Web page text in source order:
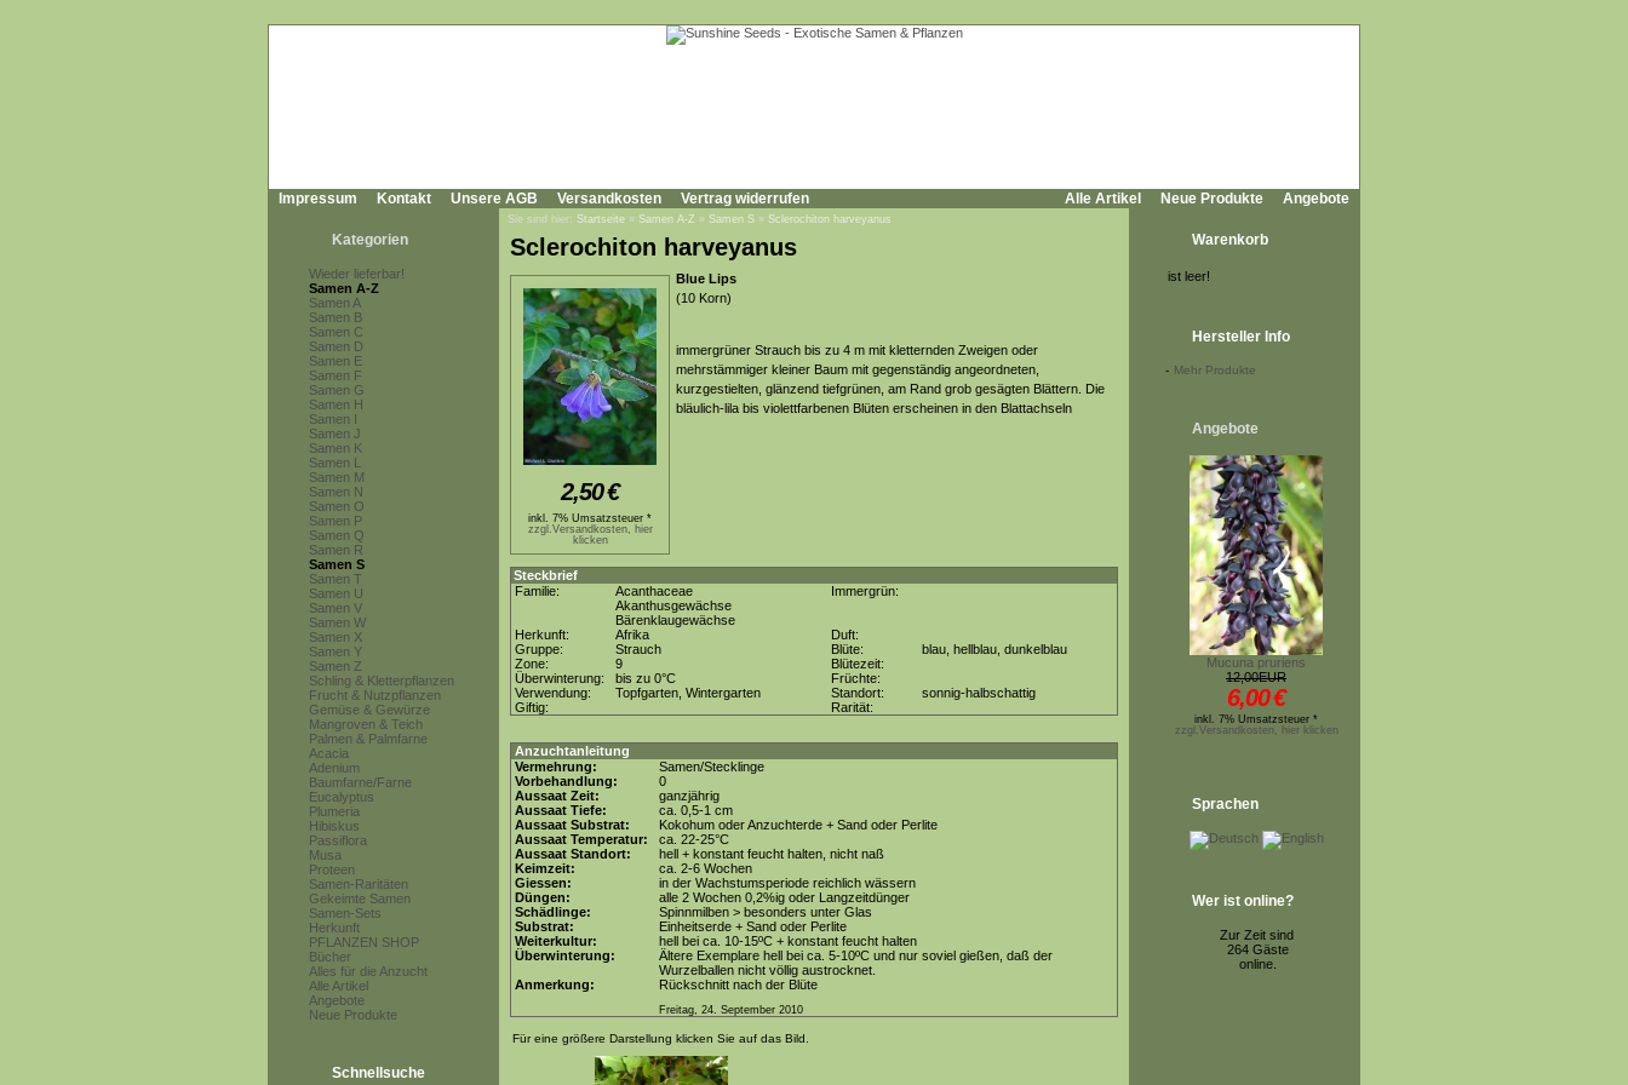
Impressum Kontakt Unsere AGB Versandkosten Vertrag widerrufen Alle Artikel Neue Produkte Angebote
Kategorien
Wieder lieferbar!
Samen A-Z
Samen A
Samen B
Samen C
Samen D
Samen E
Samen F
Samen G
Samen H
Samen I
Samen J
Samen K
Samen L
Samen M
Samen N
Samen O
Samen P
Samen Q
Samen R
Samen S
Samen T
Samen U
Samen V
Samen W
Samen X
Samen Y
Samen Z
Schling & Kletterpflanzen
Frucht & Nutzpflanzen
Gemüse & Gewürze
Mangroven & Teich
Palmen & Palmfarne
Acacia
Adenium
Baumfarne/Farne
Eucalyptus
Plumeria
Hibiskus
Passiflora
Musa
Proteen
Samen-Raritäten
Gekeimte Samen
Samen-Sets
Herkunft
PFLANZEN SHOP
Bücher
Alles für die Anzucht
Alle Artikel
Angebote
Neue Produkte
Schnellsuche
Sie sind hier: Startseite » Samen A-Z » Samen S » Sclerochiton harveyanus
Sclerochiton harveyanus
2,50€
inkl. 7% Umsatzsteuer *
zzgl.Versandkosten, hier
klicken
Blue Lips
(10 Korn)
immergrüner Strauch bis zu 4 m mit kletternden Zweigen oder
mehrstämmiger kleiner Baum mit gegenständig angeordneten,
kurzgestielten, glänzend tiefgrünen, am Rand grob gesägten Blättern. Die
bläulich-lila bis violettfarbenen Blüten erscheinen in den Blattachseln
Steckbrief
Familie:
Acanthaceae
Akanthusgewächse
Bärenklaugewächse
Immergrün:
Herkunft: Afrika
Duft:
Gruppe:
Strauch Blüte:
blau, hellblau, dunkelblau
Zone:
9
Blütezeit:
Überwinterung:
bis zu 0°C
Früchte:
Verwendung:
Topfgarten, Wintergarten Standort:
sonnig-halbschattig
Giftig:
Rarität:
Anzuchtanleitung
Vermehrung:
Samen/Stecklinge
Vorbehandlung:
0
Aussaat Zeit:
ganzjährig
Aussaat Tiefe:
ca. 0,5-1 cm
Aussaat Substrat:
Kokohum oder Anzuchterde + Sand oder Perlite
Aussaat Temperatur:
ca. 22-25°C
Aussaat Standort:
hell + konstant feucht halten, nicht naß
Keimzeit:
ca. 2-6 Wochen
Giessen:
in der Wachstumsperiode reichlich wässern
Düngen:
alle 2 Wochen 0,2%ig oder Langzeitdünger
Schädlinge:
Spinnmilben > besonders unter Glas
Substrat:
Einheitserde + Sand oder Perlite
Weiterkultur:
hell bei ca. 10-15ºC + konstant feucht halten
Überwinterung:
Ältere Exemplare hell bei ca. 5-10ºC und nur soviel gießen, daß der
Wurzelballen nicht völlig austrocknet.
Anmerkung:
Rückschnitt nach der Blüte
Freitag, 24. September 2010
Für eine größere Darstellung klicken Sie auf das Bild.
Warenkorb
ist leer!
Hersteller Info
- Mehr Produkte
Angebote
Mucuna pruriens
12,00EUR
6,00€
inkl. 7% Umsatzsteuer *
zzgl.Versandkosten, hier klicken
Sprachen
Wer ist online?
Zur Zeit sind
264 Gäste
online.